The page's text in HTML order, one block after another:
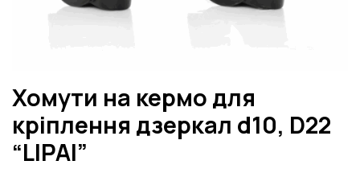
Хомути на кермо для
кріплення дзеркал d10, D22
“LIPAI”